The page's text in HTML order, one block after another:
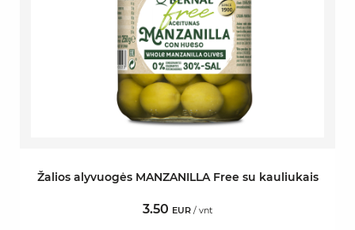
Žalios alyvuogės MANZANILLA Free su kauliukais
3.50 EUR / vnt